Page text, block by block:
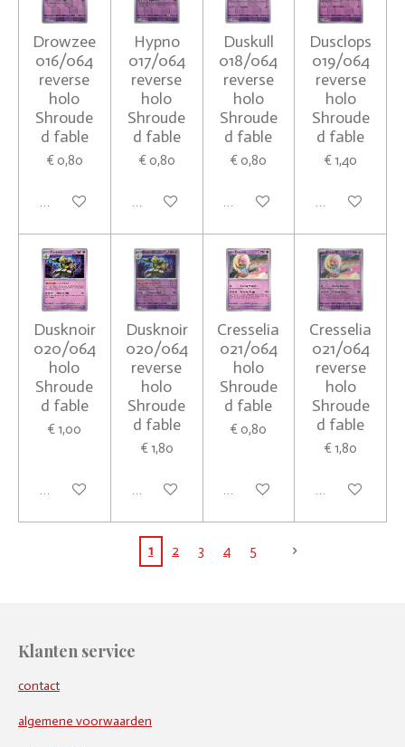
Drowzee
016/064
reverse
holo
Shroude
d fable
€ 0,80
In winkelwagen
Hypno
017/064
reverse
holo
Shroude
d fable
€ 0,80
Houd mij op de hoogte
Duskull
018/064
reverse
holo
Shroude
d fable
€ 0,80
In winkelwagen
Dusclops
019/064
reverse
holo
Shroude
d fable
€ 1,40
In winkelwagen
Dusknoir
020/064
holo
Shroude
d fable
€ 1,00
In winkelwagen
Dusknoir
020/064
reverse
holo
Shroude
d fable
€ 1,80
In winkelwagen
Cresselia
021/064
holo
Shroude
d fable
€ 0,80
In winkelwagen
Cresselia
021/064
reverse
holo
Shroude
d fable
€ 1,80
In winkelwagen
1 2 3 4 5
Klanten service
contact
algemene voorwaarden